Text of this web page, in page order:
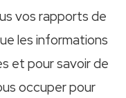
vos rapports de
les informations
et pour savoir de
occuper pour